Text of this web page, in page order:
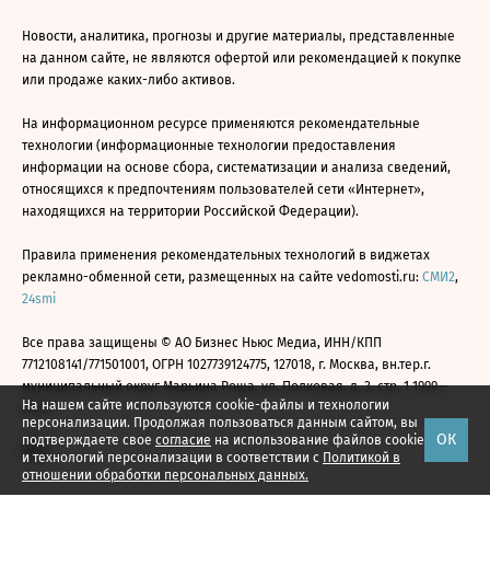
На нашем сайте используются cookie-файлы и технологии
персонализации. Продолжая пользоваться данным сайтом, вы
подтверждаете свое согласие на использование файлов cookie
и технологий персонализации в соответствии с Политикой в
отношении обработки персональных данных.
ОК
Новости, аналитика, прогнозы и другие материалы, представленные
на данном сайте, не являются офертой или рекомендацией к покупке
или продаже каких-либо активов.
На информационном ресурсе применяются рекомендательные
технологии (информационные технологии предоставления
информации на основе сбора, систематизации и анализа сведений,
относящихся к предпочтениям пользователей сети «Интернет»,
находящихся на территории Российской Федерации).
Правила применения рекомендательных технологий в виджетах
рекламно-обменной сети, размещенных на сайте vedomosti.ru: СМИ2,
24smi
Все права защищены © АО Бизнес Ньюс Медиа, ИНН/КПП
7712108141/771501001, ОГРН 1027739124775, 127018, г. Москва, вн.тер.г.
муниципальный округ Марьина Роща, ул. Полковая, д. 3, стр. 1 1999—
2026